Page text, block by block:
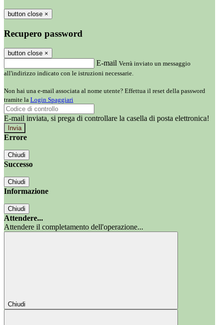
button close ×
Recupero password
button close ×
E-mail Verrà inviato un messaggio
all'indirizzo indicato con le istruzioni necessarie.
Non hai una e-mail associata al nome utente? Effettua il reset della password
tramite la Login Spaggiari
E-mail inviata, si prega di controllare la casella di posta elettronica!
Errore
Chiudi
Successo
Chiudi
Informazione
Chiudi
Attendere...
Attendere il completamento dell'operazione...
Chiudi